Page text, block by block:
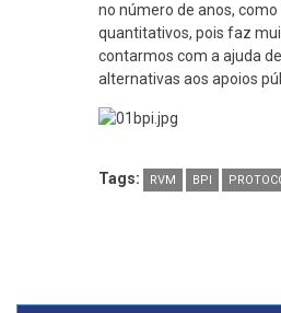
no número de anos,
quantitativos, pois faz
contarmos com a ajuda
alternativas aos apoios
Tags: RVM BPI